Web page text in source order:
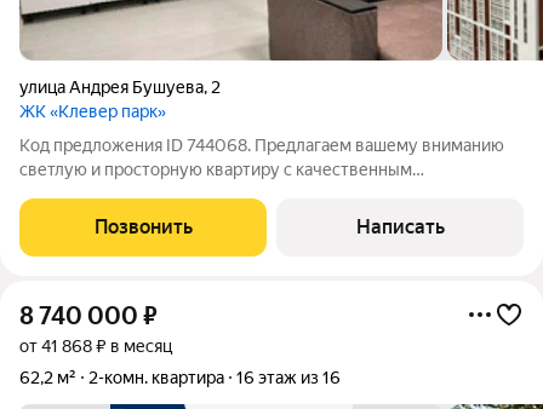
улица Андрея Бушуева, 2
ЖК «Клевер парк»
Код предложения ID 744068. Предлагаем вашему вниманию
светлую и просторную квартиру с качественным
кто ценит комфорт, безопасность и развитую
инфраструктуру.Преимущества жилого
Позвонить Написать
8 740 000 ₽
от 41 868 ₽ в месяц
62,2 м²
2-комн. квартира 16 этаж из 16